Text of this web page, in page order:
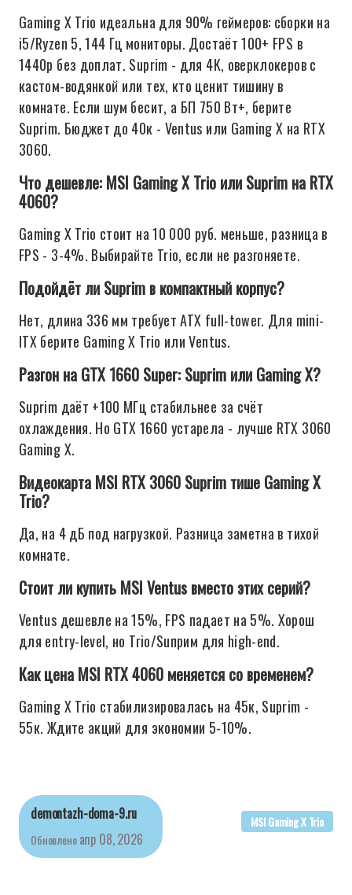
Gaming X Trio идеальна для 90% геймеров: сборки на
i5/Ryzen 5, 144 Гц мониторы. Достаёт 100+ FPS в
1440p без доплат. Suprim - для 4K, оверклокеров с
кастом-водянкой или тех, кто ценит тишину в
комнате. Если шум бесит, а БП 750 Вт+, берите
Suprim. Бюджет до 40к - Ventus или Gaming X на RTX
3060.
Что дешевле: MSI Gaming X Trio или Suprim на RTX
4060?
Gaming X Trio стоит на 10 000 руб. меньше, разница в
FPS - 3-4%. Выбирайте Trio, если не разгоняете.
Подойдёт ли Suprim в компактный корпус?
Нет, длина 336 мм требует ATX full-tower. Для mini-
ITX берите Gaming X Trio или Ventus.
Разгон на GTX 1660 Super: Suprim или Gaming X?
Suprim даёт +100 МГц стабильнее за счёт
охлаждения. Но GTX 1660 устарела - лучше RTX 3060
Gaming X.
Видеокарта MSI RTX 3060 Suprim тише Gaming X
Trio?
Да, на 4 дБ под нагрузкой. Разница заметна в тихой
комнате.
Стоит ли купить MSI Ventus вместо этих серий?
Ventus дешевле на 15%, FPS падает на 5%. Хорош
для entry-level, но Trio/Suприм для high-end.
Как цена MSI RTX 4060 меняется со временем?
Gaming X Trio стабилизировалась на 45к, Suprim -
55к. Ждите акций для экономии 5-10%.
demontazh-doma-9.ru
Обновлено апр 08, 2026
MSI Gaming X Trio